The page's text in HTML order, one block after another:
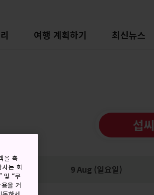
여행 계획하기 최신뉴스
섭씨
9 Aug (일요일)
을 측
는 회
및 “쿠
을 거